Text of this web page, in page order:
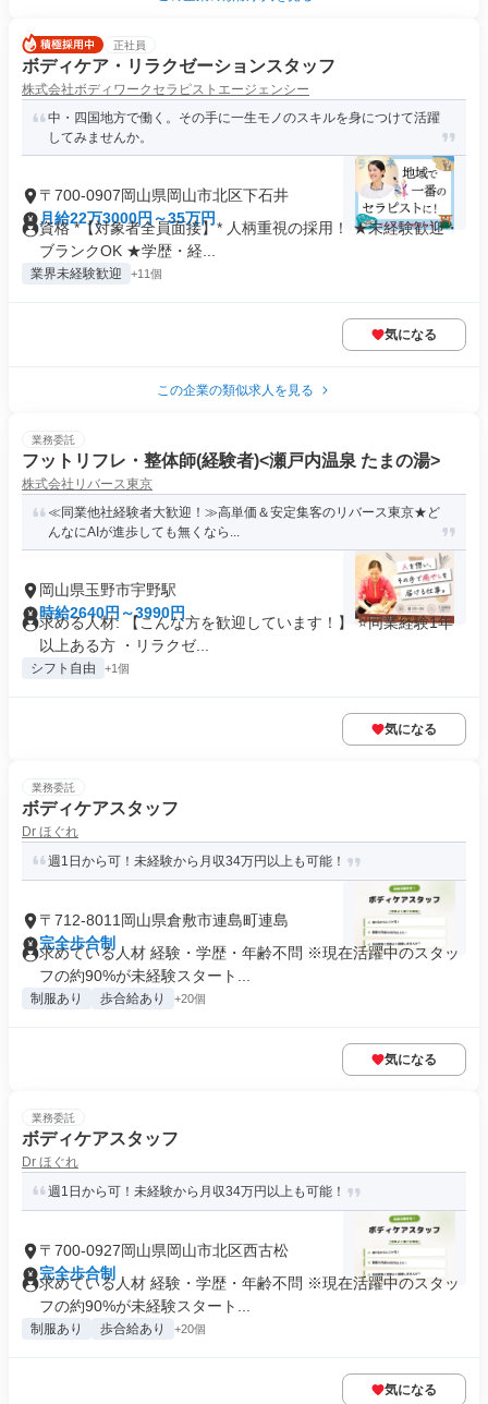
正社員
ボディケア・リラクゼーションスタッフ
株式会社ボディワークセラピストエージェンシー
中・四国地方で働く。その手に一生モノのスキルを身につけて活躍
してみませんか。
〒700-0907岡山県岡山市北区下石井
月給22万3000円～35万円
資格 *【対象者全員面接】* 人柄重視の採用！ ★未経験歓迎・
ブランクOK ★学歴・経...
業界未経験歓迎 +11個
気になる
この企業の類似求人を見る
業務委託
フットリフレ・整体師(経験者)<瀬戸内温泉 たまの湯>
株式会社リバース東京
≪同業他社経験者大歓迎！≫高単価＆安定集客のリバース東京★ど
んなにAIが進歩しても無くなら...
岡山県玉野市宇野駅
時給2640円～3990円
求める人材: 【こんな方を歓迎しています！】 ⭐️同業経験1年
以上ある方 ・リラクゼ...
シフト自由 +1個
気になる
業務委託
ボディケアスタッフ
Dr ほぐれ
週1日から可！未経験から月収34万円以上も可能！
〒712-8011岡山県倉敷市連島町連島
完全歩合制
求めている人材 経験・学歴・年齢不問 ※現在活躍中のスタッ
フの約90%が未経験スタート...
制服あり 歩合給あり +20個
気になる
業務委託
ボディケアスタッフ
Dr ほぐれ
週1日から可！未経験から月収34万円以上も可能！
〒700-0927岡山県岡山市北区西古松
完全歩合制
求めている人材 経験・学歴・年齢不問 ※現在活躍中のスタッ
フの約90%が未経験スタート...
制服あり 歩合給あり +20個
気になる